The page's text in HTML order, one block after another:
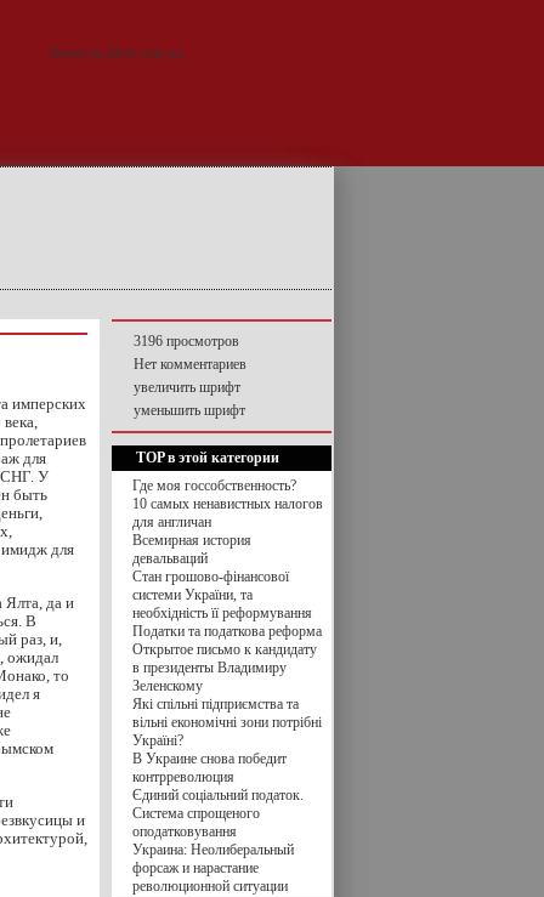
имперских
века,
для
СНГ. У
быть
для
Ялта, да и
В
раз, и,
ожидал
то
я
и
3196 просмотров
Нет комментариев
увеличить шрифт
уменьшить шрифт
TOP в этой категории
Где моя госсобственность?
10 самых ненавистных налогов
для англичан
Всемирная история
девальваций
Стан грошово-фінансової
системи України, та
необхідність її реформування
Податки та податкова реформа
Открытое письмо к кандидату
в президенты Владимиру
Зеленскому
Які спільні підприємства та
вільні економічні зони потрібні
Україні?
В Украине снова победит
контрреволюция
Єдиний соціальний податок.
Система спрощеного
оподатковування
Украина: Неолиберальный
форсаж и нарастание
революционной ситуации